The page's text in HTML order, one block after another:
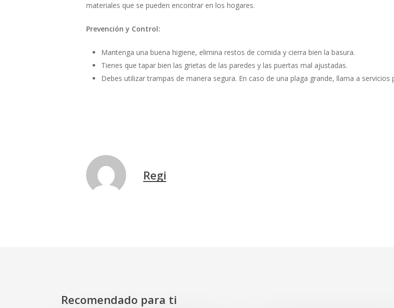
materiales que se pueden encontrar en los hogares.
Prevención y Control:
Mantenga una buena higiene, elimina restos de comida y cierra bien la basura.
Tienes que tapar bien las grietas de las paredes y las puertas mal ajustadas.
Debes utilizar trampas de manera segura. En caso de una plaga grande, llama a
Regi
Recomendado para ti